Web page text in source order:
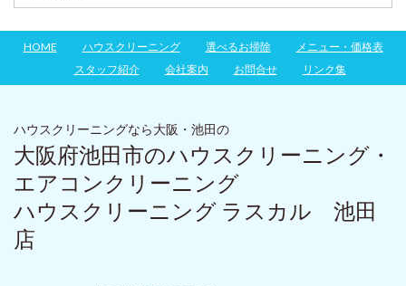
HOME ハウスクリーニング 選べるお掃除
メニュー・価格表
スタッフ紹介
会社案内 お問合せ リンク集
ハウスクリーニングなら大阪・池田の
大阪府池田市のハウスクリーニング・
エアコンクリーニング
ハウスクリーニング ラスカル 池田
店